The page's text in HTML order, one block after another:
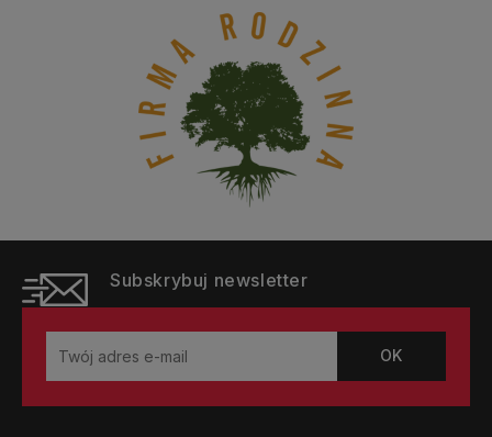
Subskrybuj newsletter